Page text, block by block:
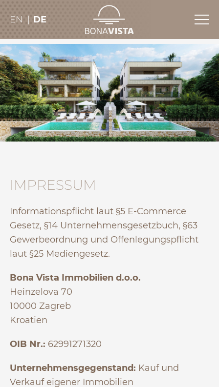
EN DE
IMPRESSUM
Informationspflicht laut §5 E-Commerce
Gesetz, §14 Unternehmensgesetzbuch, §63
Gewerbeordnung und Offenlegungspflicht
laut §25 Mediengesetz.
Bona Vista Immobilien d.o.o.
Heinzelova 70
10000 Zagreb
Kroatien
OIB Nr.: 62991271320
Unternehmensgegenstand: Kauf und
Verkauf eigener Immobilien